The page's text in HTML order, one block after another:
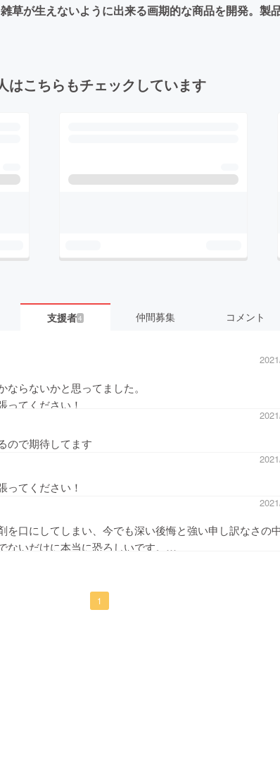
草が生えないように出来る画期的な商品を開発。
はこちらもチェックしています
支援者4 仲間募集 コメント
ならないかと思ってました。
ってください！
ので期待してます
ってください！
を口にしてしまい、今でも深い後悔と強い申し訳なさの
いだけに本当に恐ろしいです。
しでもお力になれれば幸いです。お一人でも多くの方のお
ら願っております。
1